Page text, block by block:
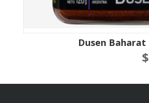
Dusen Baharat
$